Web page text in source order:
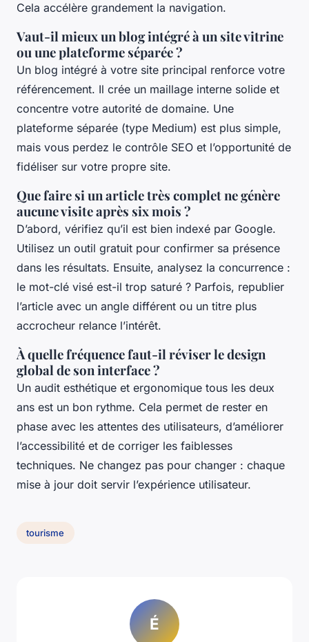
Cela accélère grandement la navigation.
Vaut-il mieux un blog intégré à un site vitrine
ou une plateforme séparée ?
Un blog intégré à votre site principal renforce votre
référencement. Il crée un maillage interne solide et
concentre votre autorité de domaine. Une
plateforme séparée (type Medium) est plus simple,
mais vous perdez le contrôle SEO et l’opportunité de
fidéliser sur votre propre site.
Que faire si un article très complet ne génère
aucune visite après six mois ?
D’abord, vérifiez qu’il est bien indexé par Google.
Utilisez un outil gratuit pour confirmer sa présence
dans les résultats. Ensuite, analysez la concurrence :
le mot-clé visé est-il trop saturé ? Parfois, republier
l’article avec un angle différent ou un titre plus
accrocheur relance l’intérêt.
À quelle fréquence faut-il réviser le design
global de son interface ?
Un audit esthétique et ergonomique tous les deux
ans est un bon rythme. Cela permet de rester en
phase avec les attentes des utilisateurs, d’améliorer
l’accessibilité et de corriger les faiblesses
techniques. Ne changez pas pour changer : chaque
mise à jour doit servir l’expérience utilisateur.
tourisme
É